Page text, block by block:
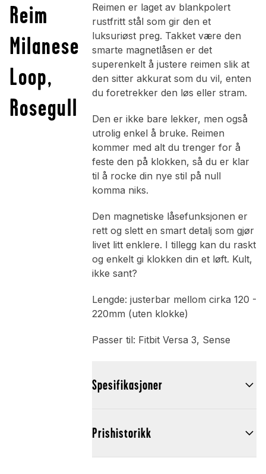
Reim
Milanese
Loop,
Rosegull
Reimen er laget av blankpolert
rustfritt stål som gir den et
luksuriøst preg. Takket være den
smarte magnetlåsen er det
superenkelt å justere reimen slik at
den sitter akkurat som du vil, enten
du foretrekker den løs eller stram.
Den er ikke bare lekker, men også
utrolig enkel å bruke. Reimen
kommer med alt du trenger for å
feste den på klokken, så du er klar
til å rocke din nye stil på null
komma niks.
Den magnetiske låsefunksjonen er
rett og slett en smart detalj som gjør
livet litt enklere. I tillegg kan du raskt
og enkelt gi klokken din et løft. Kult,
ikke sant?
Lengde: justerbar mellom cirka 120 -
220mm (uten klokke)
Passer til: Fitbit Versa 3, Sense
Spesifikasjoner
Prishistorikk